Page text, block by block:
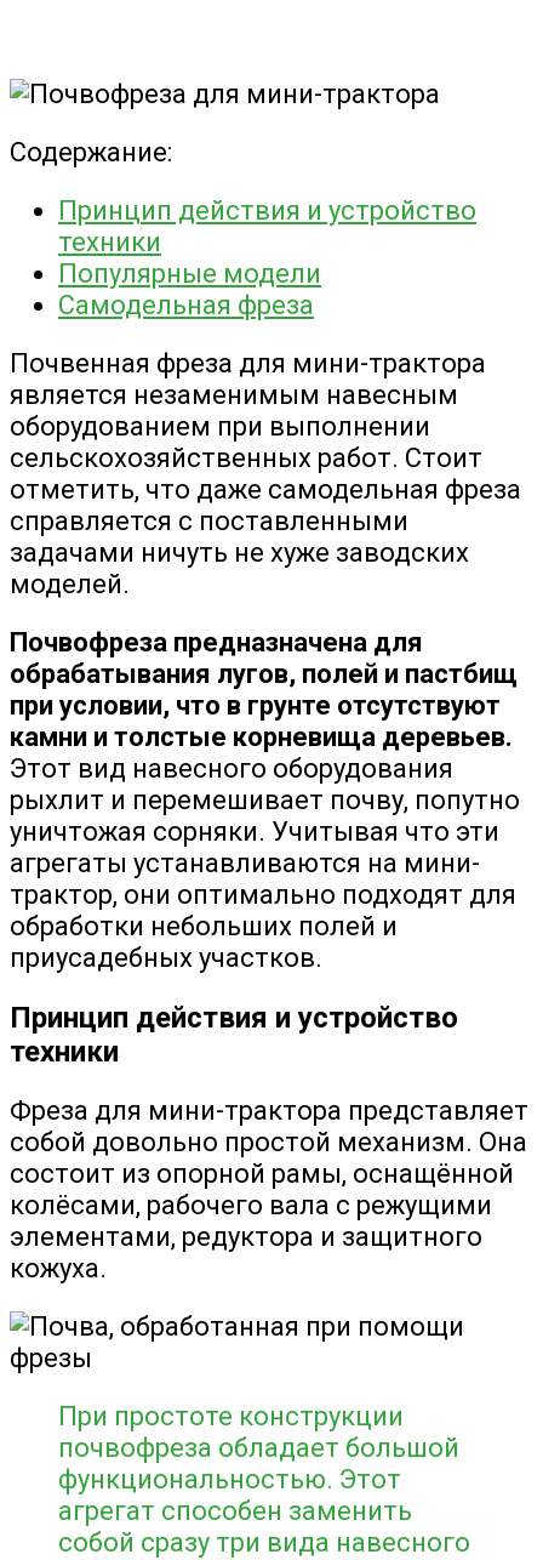
Содержание:
Принцип действия и устройство
техники
Популярные модели
Самодельная фреза
Почвенная фреза для мини-трактора
является незаменимым навесным
оборудованием при выполнении
сельскохозяйственных работ. Стоит
отметить, что даже самодельная фреза
справляется с поставленными
задачами ничуть не хуже заводских
моделей.
Почвофреза предназначена для
обрабатывания лугов, полей и пастбищ
при условии, что в грунте отсутствуют
камни и толстые корневища деревьев.
Этот вид навесного оборудования
рыхлит и перемешивает почву, попутно
уничтожая сорняки. Учитывая что эти
агрегаты устанавливаются на мини-
трактор, они оптимально подходят для
обработки небольших полей и
приусадебных участков.
Принцип действия и устройство
техники
Фреза для мини-трактора представляет
собой довольно простой механизм. Она
состоит из опорной рамы, оснащённой
колёсами, рабочего вала с режущими
элементами, редуктора и защитного
кожуха.
При простоте конструкции
почвофреза обладает большой
функциональностью. Этот
агрегат способен заменить
собой сразу три вида навесного